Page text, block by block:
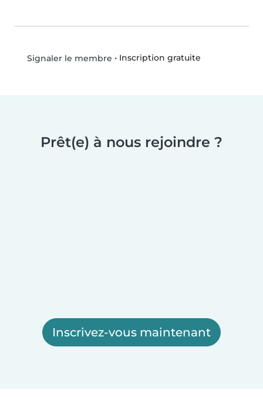
Signaler le membre • Inscription gratuite
Prêt(e) à nous rejoindre ?
Inscrivez-vous maintenant